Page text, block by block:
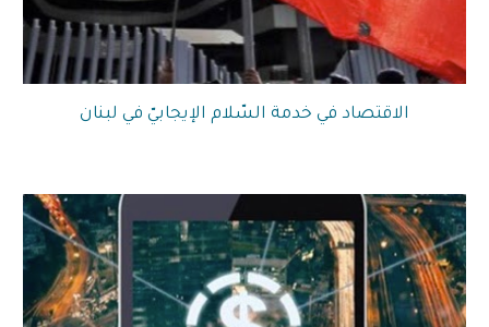
الاقتصاد في خدمة السّلام الإيجابيّ في لبنان